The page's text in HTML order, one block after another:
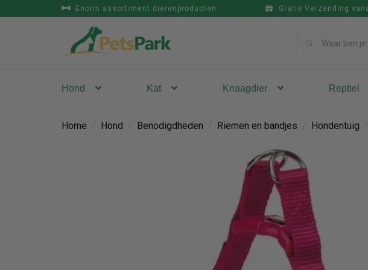
Enorm assortiment dierenproducten Gratis Verzending
Hond Kat Knaagdier Reptiel
Home Hond Benodigdheden Riemen en bandjes Hondentuig